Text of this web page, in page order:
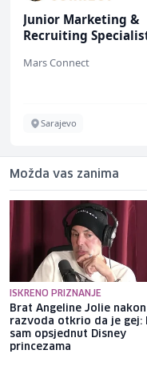
Junior Marketing &
Recruiting
Mars Connect
Sarajevo
Možda vas zanima
ISKRENO PRIZNANJE
Brat Angeline Jolie nakon
razvoda otkrio da je gej:
sam opsjednut Disney
princezama